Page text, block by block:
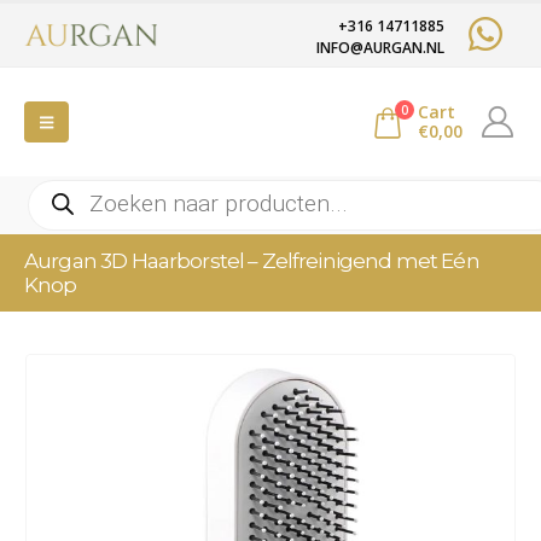
+316 14711885
INFO@AURGAN.NL
0
Cart
€0,00
Producten
zoeken
Aurgan 3D Haarborstel – Zelfreinigend met Eén
Knop